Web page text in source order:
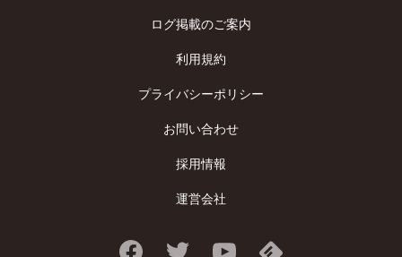
ログ掲載のご案内
利用規約
プライバシーポリシー
お問い合わせ
採用情報
運営会社